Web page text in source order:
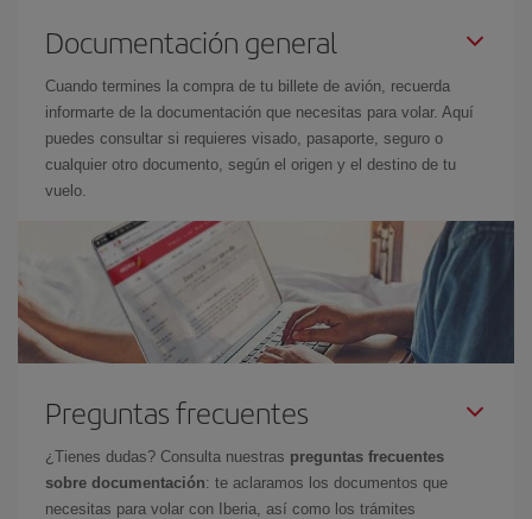
Documentación general
Cuando termines la compra de tu billete de avión, recuerda
informarte de la documentación que necesitas para volar. Aquí
puedes consultar si requieres visado, pasaporte, seguro o
cualquier otro documento, según el origen y el destino de tu
vuelo.
Preguntas frecuentes
¿Tienes dudas? Consulta nuestras preguntas frecuentes
sobre documentación: te aclaramos los documentos que
necesitas para volar con Iberia, así como los trámites